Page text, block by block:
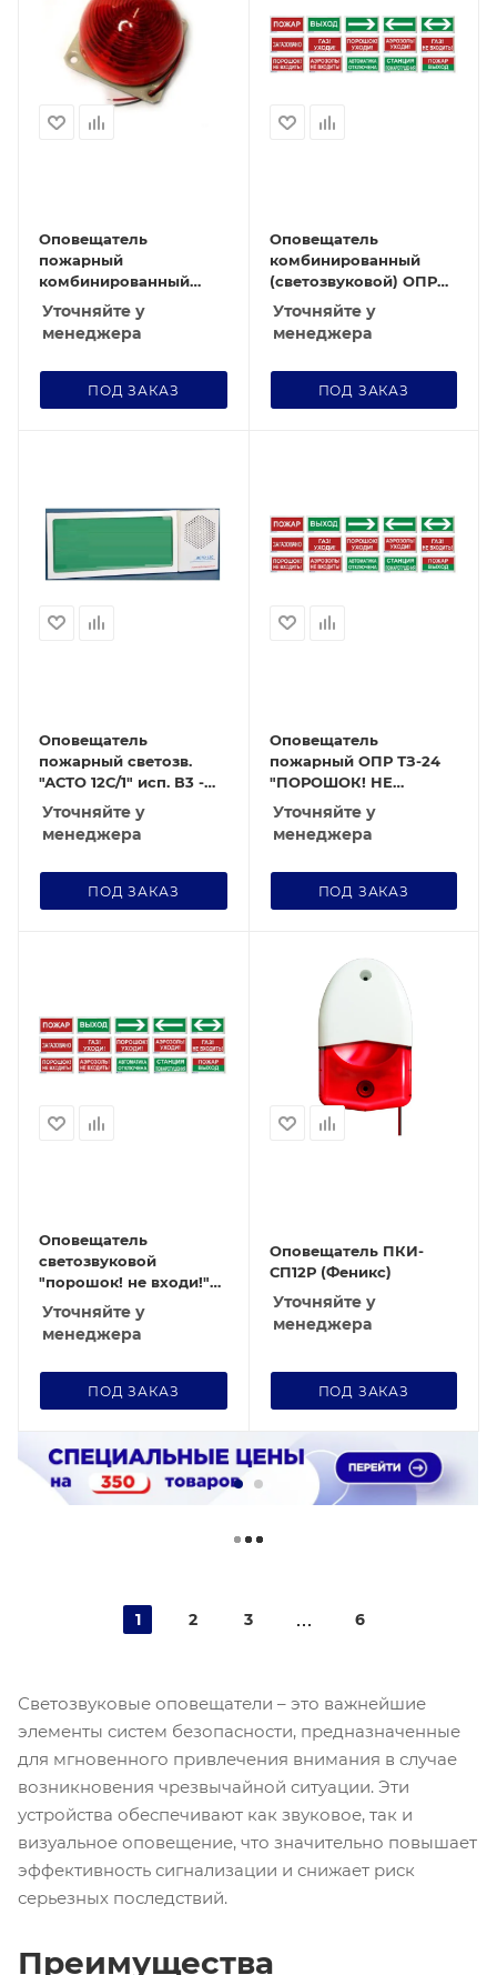
Оповещатель
пожарный
комбинированный
ОПСЗ-2
Уточняйте у
менеджера
ПОД ЗАКАЗ
Оповещатель
комбинированный
(светозвуковой) ОПР
ТЗ-12 "стрелка влево"
Уточняйте у
менеджера
ПОД ЗАКАЗ
Оповещатель
пожарный светозв.
"АСТО 12С/1" исп. В3 -
ГАЗ НЕ ВХОДИ
Уточняйте у
менеджера
ПОД ЗАКАЗ
Оповещатель
пожарный ОПР ТЗ-24
"ПОРОШОК! НЕ
ВХОДИ!"
Уточняйте у
менеджера
ПОД ЗАКАЗ
Оповещатель
светозвуковой
"порошок! не входи!"
ОПВ ТЗ-24
Уточняйте у
менеджера
ПОД ЗАКАЗ
Оповещатель ПКИ-
СП12Р (Феникс)
Уточняйте у
менеджера
ПОД ЗАКАЗ
1 2 3 6
Светозвуковые оповещатели – это важнейшие
элементы систем безопасности, предназначенные
для мгновенного привлечения внимания в случае
возникновения чрезвычайной ситуации. Эти
устройства обеспечивают как звуковое, так и
визуальное оповещение, что значительно повышает
эффективность сигнализации и снижает риск
серьезных последствий.
Преимущества